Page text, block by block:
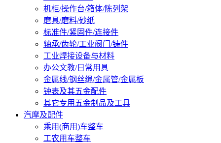
机柜/操作台/箱体/陈列架
磨具/磨料/砂纸
标准件/紧固件/连接件
轴承/齿轮/工业阀门/铸件
工业焊接设备与材料
办公文教/日常用具
金属线/钢丝绳/金属管/金属板
钟表及其五金配件
其它专用五金制品及工具
汽摩及配件
乘用(商用)车整车
工农用车整车